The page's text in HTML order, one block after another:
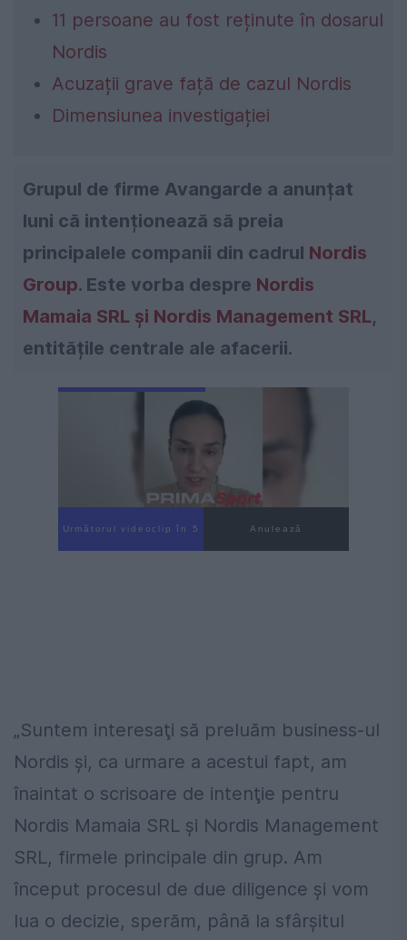
11 persoane au fost reținute în dosarul
Nordis
Acuzații grave față de cazul Nordis
Dimensiunea investigației
Grupul de firme Avangarde a anunțat
luni că intenționează să preia
principalele companii din cadrul Nordis
Group. Este vorba despre Nordis
Mamaia SRL și Nordis Management SRL,
entitățile centrale ale afacerii.
Următorul videoclip în 3 Anulează
„Suntem interesaţi să preluăm business-ul
Nordis şi, ca urmare a acestui fapt, am
înaintat o scrisoare de intenţie pentru
Nordis Mamaia SRL şi Nordis Management
SRL, firmele principale din grup. Am
început procesul de due diligence şi vom
lua o decizie, sperăm, până la sfârşitul